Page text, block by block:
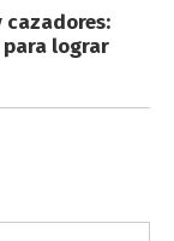
cazadores:
lograr